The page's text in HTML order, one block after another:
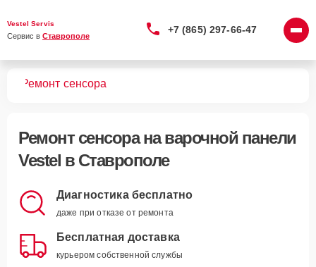
Vestel Servis
Сервис в Ставрополе
+7 (865) 297-66-47
Ремонт сенсора
Ремонт сенсорана варочной панели
Vestel в Ставрополе
Диагностика бесплатно
даже при отказе от ремонта
Бесплатная доставка
курьером собственной службы